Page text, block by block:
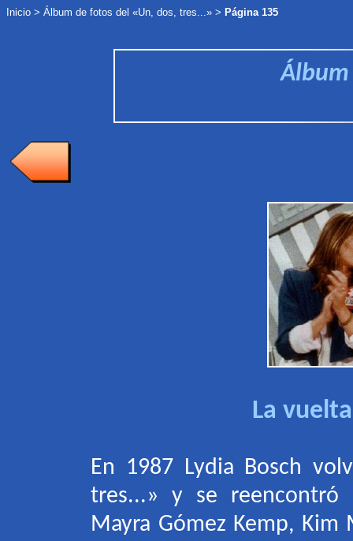
Inicio > Álbum de fotos del «Un, dos, tres...» > Página 135
La
En 1987 Lydia Bosch
tres...» y se reencontró
Mayra Gómez Kemp,